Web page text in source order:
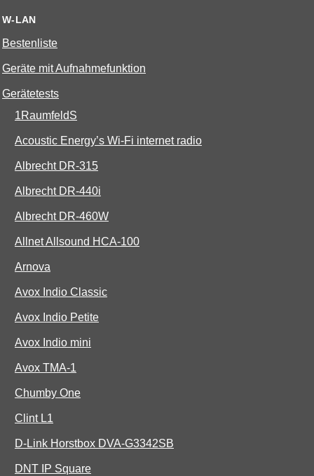
W-LAN
Bestenliste
Geräte mit Aufnahmefunktion
Gerätetests
1RaumfeldS
Acoustic Energy’s Wi-Fi internet radio
Albrecht DR-315
Albrecht DR-440i
Albrecht DR-460W
Allnet Allsound HCA-100
Arnova
Avox Indio Classic
Avox Indio Petite
Avox Indio mini
Avox TMA-1
Chumby One
Clint L1
D-Link Horstbox DVA-G3342SB
DNT IP Square